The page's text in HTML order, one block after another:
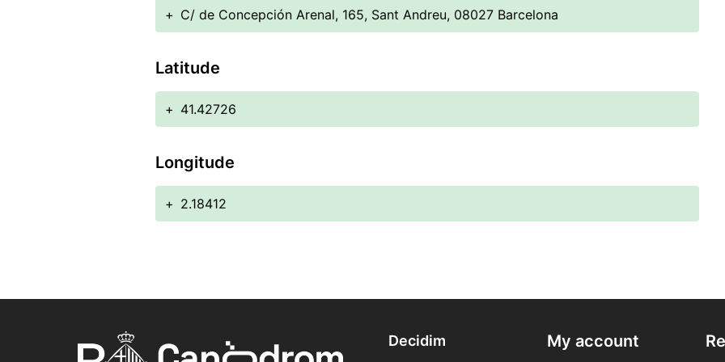
+ C/ de Concepción Arenal, 165, Sant Andreu, 08027 Barcelona
Latitude
+ 41.42726
Longitude
+ 2.18412
Decidim My account